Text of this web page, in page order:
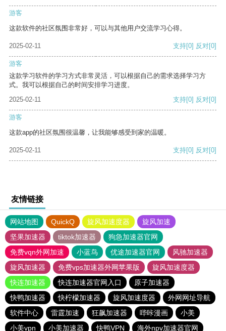
游客
这款软件的社区氛围非常好，可以与其他用户交流学习心得。
2025-02-11 支持[0] 反对[0]
游客
这款学习软件的学习方式非常灵活，可以根据自己的需求选择学习方
式。我可以根据自己的时间安排学习进度。
2025-02-11
支持[0] 反对[0]
游客
这款app的社区氛围很温馨，让我能够感受到家的温暖。
2025-02-11 支持[0] 反对[0]
友情链接
网站地图 QuickQ 旋风加速度器
旋风加速
坚果加速器
tiktok加速器
狗急加速器官网
免费vqn外网加速
小蓝鸟 优途加速器官网
风驰加速器
旋风加速器
免费vps加速器外网苹果版
旋风加速度器
快连加速器
快连加速器官网入口
原子加速器
快鸭加速器
快柠檬加速器 旋风加速度器
外网网址导航
软件中心
雷霆加速 狂飙加速器 哔咔漫画
小美
小美vpn
小美加速器 快鸭VPN 海外npv加速器官网